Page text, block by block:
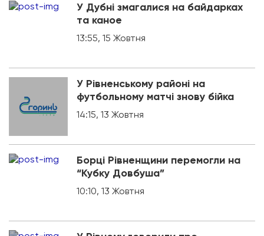
У Дубні змагалися на байдарках
та каное
13:55, 15 Жовтня
У Рівненському районі на
футбольному матчі знову бійка
14:15, 13 Жовтня
Борці Рівненщини перемогли на
“Кубку Довбуша”
10:10, 13 Жовтня